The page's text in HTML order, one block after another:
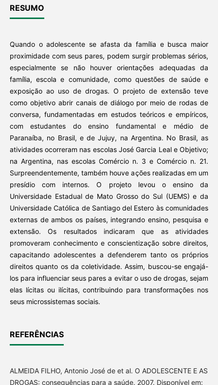
RESUMO
Quando o adolescente se afasta da família e busca maior
proximidade com seus pares, podem surgir problemas sérios,
especialmente se não houver orientações adequadas da
família, escola e comunidade, como questões de saúde e
exposição ao uso de drogas. O projeto de extensão teve
como objetivo abrir canais de diálogo por meio de rodas de
conversa, fundamentadas em estudos teóricos e empíricos,
com estudantes do ensino fundamental e médio de
Paranaíba, no Brasil, e de Jujuy, na Argentina. No Brasil, as
atividades ocorreram nas escolas José Garcia Leal e Objetivo;
na Argentina, nas escolas Comércio n. 3 e Comércio n. 21.
Surpreendentemente, também houve ações realizadas em um
presídio com internos. O projeto levou o ensino da
Universidade Estadual de Mato Grosso do Sul (UEMS) e da
Universidade Católica de Santiago del Estero às comunidades
externas de ambos os países, integrando ensino, pesquisa e
extensão. Os resultados indicaram que as atividades
promoveram conhecimento e conscientização sobre direitos,
capacitando adolescentes a defenderem tanto os próprios
direitos quanto os da coletividade. Assim, buscou-se engajá-
los para influenciar seus pares a evitar o uso de drogas, sejam
elas lícitas ou ilícitas, contribuindo para transformações nos
seus microssistemas sociais.
REFERÊNCIAS
ALMEIDA FILHO, Antonio José de et al. O ADOLESCENTE E AS
DROGAS: consequências para a saúde. 2007. Disponível em: